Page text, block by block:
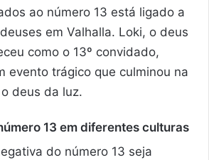
ao número 13 está ligado a
em Valhalla. Loki, o deus
como o 13º convidado,
evento trágico que culminou na
deus da luz.
13 em diferentes culturas
do número 13 seja